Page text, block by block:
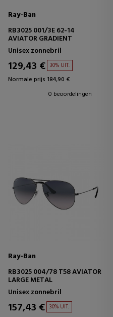
Ray-Ban
RB3025 001/3E 62-14
AVIATOR GRADIENT
Unisex zonnebril
129,43 € 30% UIT.
Normale prijs 184,90 €
0 beoordelingen
Ray-Ban
RB3025 004/78 T58 AVIATOR
LARGE METAL
Unisex zonnebril
157,43 € 30% UIT.